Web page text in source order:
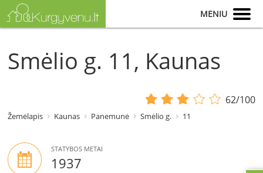
MENIU
Smėlio g. 11, Kaunas
62/100
Žemėlapis Kaunas Panemunė Smėlio g. 11
STATYBOS METAI
1937